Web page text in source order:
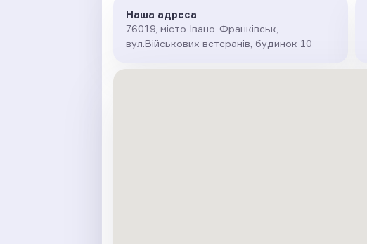
Наша адреса
76019, місто Івано-Франківськ,
вул.Військових ветеранів, будинок 10